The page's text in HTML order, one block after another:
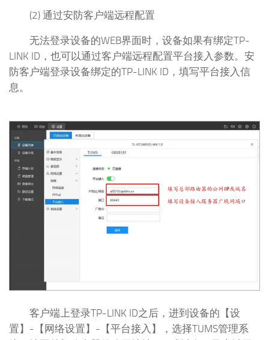
(2) 通过安防客户端远程配置
无法登录设备的WEB界面时，设备如果有绑定TP-
LINK ID，也可以通过客户端远程配置平台接入参数。安
防客户端登录设备绑定的TP-LINK ID，填写平台接入信
息。
客户端上登录TP-LINK ID之后，进到设备的【设
置】-【网络设置】-【平台接入】，选择TUMS管理系